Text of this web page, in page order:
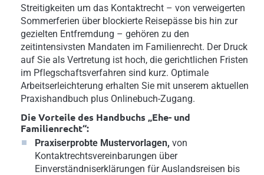
Streitigkeiten um das Kontaktrecht – von verweigerten
Sommerferien über blockierte Reisepässe bis hin zur
gezielten Entfremdung – gehören zu den
zeitintensivsten Mandaten im Familienrecht. Der Druck
auf Sie als Vertretung ist hoch, die gerichtlichen Fristen
im Pflegschaftsverfahren sind kurz. Optimale
Arbeitserleichterung erhalten Sie mit unserem aktuellen
Praxishandbuch plus Onlinebuch-Zugang.
Die Vorteile des Handbuchs „Ehe- und
Familienrecht“:
Praxiserprobte Mustervorlagen, von
Kontaktrechtsvereinbarungen über
Einverständniserklärungen für Auslandsreisen bis